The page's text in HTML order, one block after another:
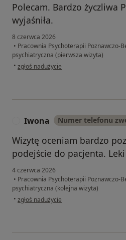
Polecam. Bardzo życzliwa
wyjaśniła.
8 czerwca 2026
• Pracownia Psychoterapii Poznawczo-
psychiatryczna (pierwsza wizyta)
• w opinii użytkownika AN
zgłoś nadużycie
Iwona Numer telefonu
Wizytę oceniam bardzo
podejście do pacjenta.
4 czerwca 2026
• Pracownia Psychoterapii Poznawczo-
psychiatryczna (kolejna wizyta)
• w opinii użytkownika Iwona
zgłoś nadużycie